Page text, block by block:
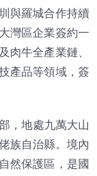
與羅城合作持續
灣區企業簽約一
肉牛全產業鏈、
產品等領域，簽
，地處九萬大山
族自治縣。境內
然保護區，是國